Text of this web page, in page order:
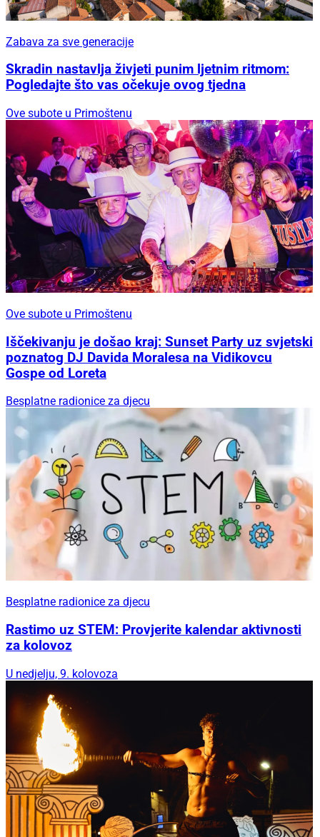
Zabava za sve generacije
Skradin nastavlja živjeti punim ljetnim ritmom:
Pogledajte što vas očekuje ovog tjedna
Ove subote u Primoštenu
Ove subote u Primoštenu
Iščekivanju je došao kraj: Sunset Party uz svjetski
poznatog DJ Davida Moralesa na Vidikovcu
Gospe od Loreta
Besplatne radionice za djecu
Besplatne radionice za djecu
Rastimo uz STEM: Provjerite kalendar aktivnosti
za kolovoz
U nedjelju, 9. kolovoza